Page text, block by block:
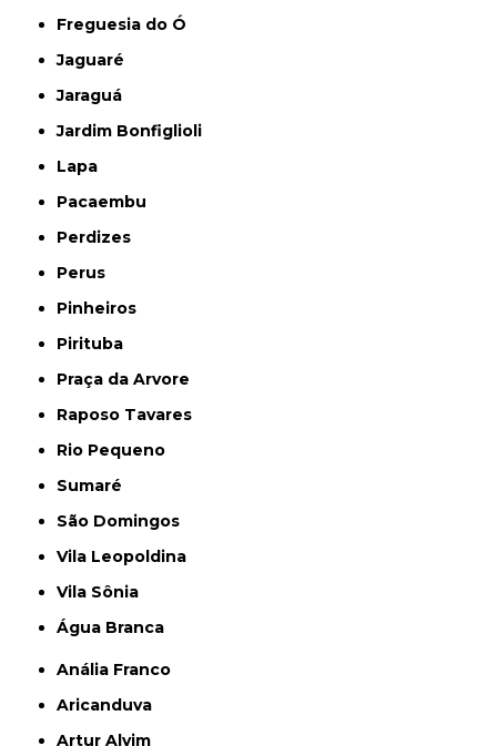
Freguesia do Ó
Jaguaré
Jaraguá
Jardim Bonfiglioli
Lapa
Pacaembu
Perdizes
Perus
Pinheiros
Pirituba
Praça da Arvore
Raposo Tavares
Rio Pequeno
Sumaré
São Domingos
Vila Leopoldina
Vila Sônia
Água Branca
Anália Franco
Aricanduva
Artur Alvim